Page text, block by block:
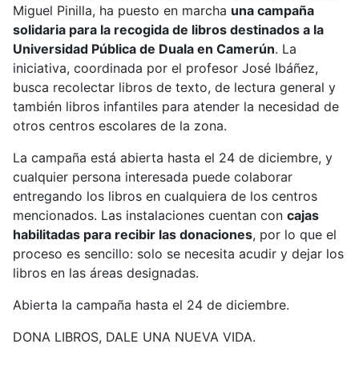
Miguel Pinilla, ha puesto en marcha una campaña
solidaria para la recogida de libros destinados a la
Universidad Pública de Duala en Camerún. La
iniciativa, coordinada por el profesor José Ibáñez,
busca recolectar libros de texto, de lectura general y
también libros infantiles para atender la necesidad de
otros centros escolares de la zona.
La campaña está abierta hasta el 24 de diciembre, y
cualquier persona interesada puede colaborar
entregando los libros en cualquiera de los centros
mencionados. Las instalaciones cuentan con cajas
habilitadas para recibir las donaciones, por lo que el
proceso es sencillo: solo se necesita acudir y dejar los
libros en las áreas designadas.
Abierta la campaña hasta el 24 de diciembre.
DONA LIBROS, DALE UNA NUEVA VIDA.